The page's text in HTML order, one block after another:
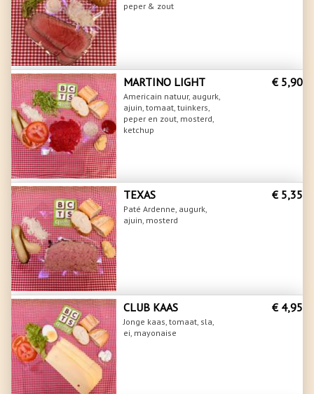
peper & zout
MARTINO LIGHT
Americain natuur, augurk,
ajuin, tomaat, tuinkers,
peper en zout, mosterd,
ketchup
€ 5,90
TEXAS
Paté Ardenne, augurk,
ajuin, mosterd
€ 5,35
CLUB KAAS
Jonge kaas, tomaat, sla,
ei, mayonaise
€ 4,95